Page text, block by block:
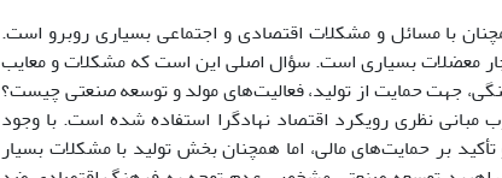
با مسائل و مشکلات اقتصادی و اجتماعی بسیاری روبرو است.
معضلات بسیاری است. سؤال اصلی این است که مشکلات و معایب
جهت حمایت از تولید، فعالیت‌های مولد و توسعه صنعتی چیست؟
نظری رویکرد اقتصاد نهادگرا استفاده شده ‌است. با وجود
بر حمایت‌های مالی، اما همچنان بخش تولید با مشکلات بسیار